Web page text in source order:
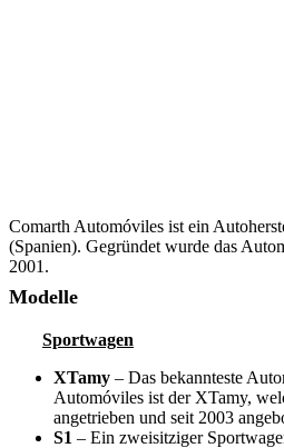
Comarth Automóviles ist ein
(Spanien). Gegründet wurde das
2001.
Modelle
Sportwagen
XTamy – Das bekannteste
Automóviles ist der XTamy,
angetrieben und seit 2003
S1 – Ein zweisitziger